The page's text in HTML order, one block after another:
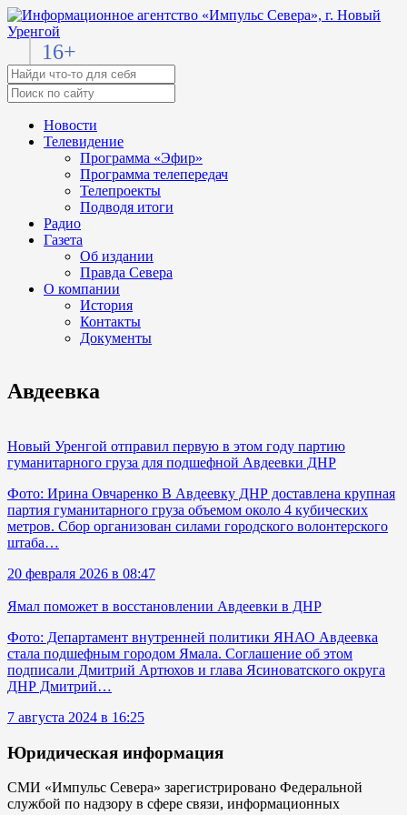
16+
Новости
Телевидение
Программа «Эфир»
Программа телепередач
Телепроекты
Подводя итоги
Радио
Газета
Об издании
Правда Севера
О компании
История
Контакты
Документы
Авдеевка
Новый Уренгой отправил первую в этом году партию
гуманитарного груза для подшефной Авдеевки ДНР
Фото: Ирина Овчаренко В Авдеевку ДНР доставлена крупная
партия гуманитарного груза объемом около 4 кубических
метров. Сбор организован силами городского волонтерского
штаба…
20 февраля 2026 в 08:47
Ямал поможет в восстановлении Авдеевки в ДНР
Фото: Департамент внутренней политики ЯНАО Авдеевка
стала подшефным городом Ямала. Соглашение об этом
подписали Дмитрий Артюхов и глава Ясиноватского округа
ДНР Дмитрий…
7 августа 2024 в 16:25
Юридическая информация
СМИ «Импульс Севера» зарегистрировано Федеральной
службой по надзору в сфере связи, информационных